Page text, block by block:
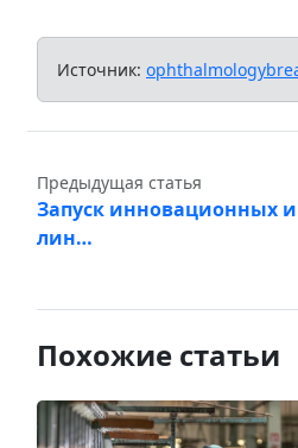
Источник:
Предыдущая статья
Запуск инновационных
лин…
Похожие статьи